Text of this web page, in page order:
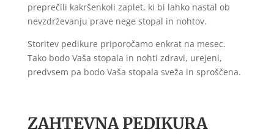
preprečili kakršenkoli zaplet, ki bi lahko nastal ob
nevzdrževanju prave nege stopal in nohtov.
Storitev pedikure priporočamo enkrat na mesec.
Tako bodo Vaša stopala in nohti zdravi, urejeni,
predvsem pa bodo Vaša stopala sveža in sproščena.
ZAHTEVNA PEDIKURA